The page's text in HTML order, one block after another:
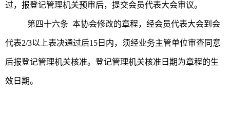
过，报登记管理机关预审后，提交会员代表大会审议。
第四十六条 本协会修改的章程，经会员代表大会到会
代表2/3以上表决通过后15日内，须经业务主管单位审查同意
后报登记管理机关核准。登记管理机关核准日期为章程的生
效日期。